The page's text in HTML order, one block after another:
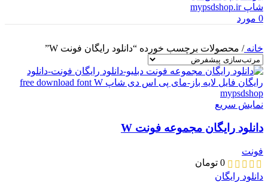
0 مورد
خانه/ محصولات برچسب خورده “دانلود رایگان فونت W”
نمایش سریع
دانلود رایگان مجموعه فونت W
فونت
0 تومان
دانلود رایگان